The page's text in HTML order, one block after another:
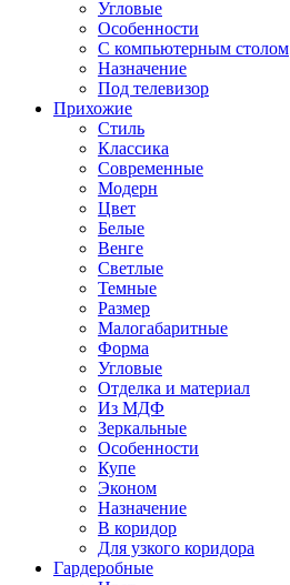
Угловые
Особенности
С компьютерным столом
Назначение
Под телевизор
Прихожие
Стиль
Классика
Современные
Модерн
Цвет
Белые
Венге
Светлые
Темные
Размер
Малогабаритные
Форма
Угловые
Отделка и материал
Из МДФ
Зеркальные
Особенности
Купе
Эконом
Назначение
В коридор
Для узкого коридора
Гардеробные